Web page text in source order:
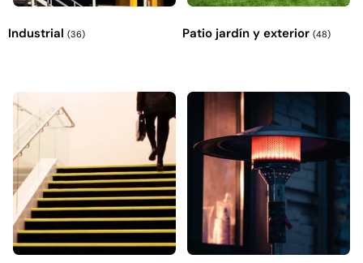
Industrial (36) Patio jardín y exterior (48)